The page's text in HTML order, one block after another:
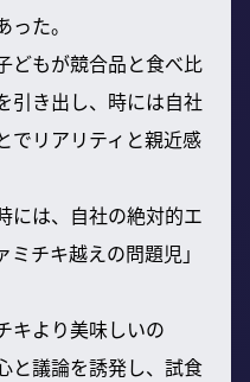
た。
どもが競合品と食べ比
引き出し、時には自社
でリアリティと親近感
には、自社の絶対的エ
チキ越えの問題児」
キより美味しいの
と議論を誘発し、試食